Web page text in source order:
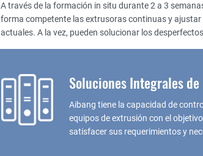
A través de la formación in situ durante 2 a 3
forma competente las extrusoras continuas y
actuales. A la vez, pueden solucionar los
Soluciones Integrales
Aibang tiene la capacidad de
equipos de extrusión con el
satisfacer sus requerimientos y